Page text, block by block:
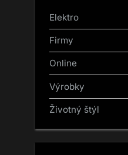
Elektro
Firmy
Online
Výrobky
Životný štýl